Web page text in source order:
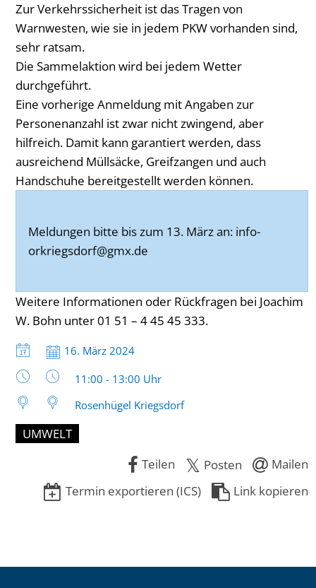
Zur Verkehrssicherheit ist das Tragen von
Warnwesten, wie sie in jedem PKW vorhanden sind,
sehr ratsam.
Die Sammelaktion wird bei jedem Wetter
durchgeführt.
Eine vorherige Anmeldung mit Angaben zur
Personenanzahl ist zwar nicht zwingend, aber
hilfreich. Damit kann garantiert werden, dass
ausreichend Müllsäcke, Greifzangen und auch
Handschuhe bereitgestellt werden können.
Meldungen bitte bis zum 13. März an: info-
orkriegsdorf@gmx.de
Weitere Informationen oder Rückfragen bei Joachim
W. Bohn unter 01 51 – 4 45 45 333.
Datum:
16. März 2024
Uhrzeit:
11:00 - 13:00 Uhr
Rosenhügel Kriegsdorf
UMWELT
Teilen
Posten
Mailen
Termin exportieren (ICS)
Link kopieren